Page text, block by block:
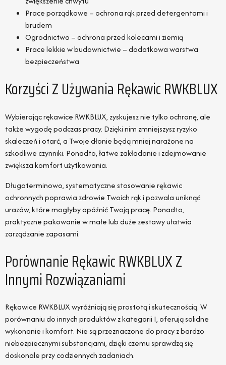
Prace porządkowe – ochrona rąk przed detergentami i
brudem
Ogrodnictwo – ochrona przed kolecami i ziemią
Prace lekkie w budownictwie – dodatkowa warstwa
bezpieczeństwa
Korzyści Z Używania Rękawic RWKBLUX
Wybierając rękawice RWKBLUX, zyskujesz nie tylko ochronę, ale
także wygodę podczas pracy. Dzięki nim zmniejszysz ryzyko
skaleczeń i otarć, a Twoje dłonie będą mniej narażone na
szkodliwe czynniki. Ponadto, łatwe zakładanie i zdejmowanie
zwiększa komfort użytkowania.
Długoterminowo, systematyczne stosowanie rękawic
ochronnych poprawia zdrowie Twoich rąk i pozwala uniknąć
urazów, które mogłyby opóźnić Twoją pracę. Ponadto,
praktyczne pakowanie w małe lub duże zestawy ułatwia
zarządzanie zapasami.
Porównanie Rękawic RWKBLUX Z
Innymi Rozwiązaniami
Rękawice RWKBLUX wyróżniają się prostotą i skutecznością. W
porównaniu do innych produktów z kategorii I, oferują solidne
wykonanie i komfort. Nie są przeznaczone do pracy z bardzo
niebezpiecznymi substancjami, dzięki czemu sprawdzą się
doskonale przy codziennych zadaniach.